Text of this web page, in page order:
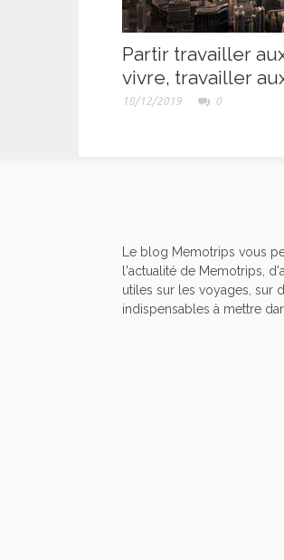
Partir travailler
vivre, travailler
18/12/2019 0
Le blog Memotrips vous
l'actualité de Memotrips,
utiles sur les voyages, sur
indispensables à mettre